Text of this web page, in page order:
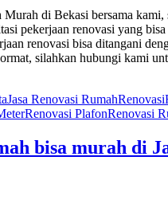
Murah di Bekasi bersama kami,
pekerjaan renovasi yang
renovasi bisa ditangani
silahkan hubungi kami
Jasa Renovasi RumahRenovasi
Renovasi PlafonRenovasi
bisa murah di